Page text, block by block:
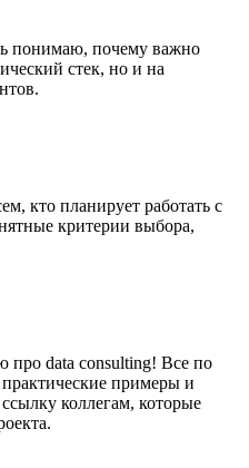
понимаю, почему важно
стек, но и на
кто планирует работать с
критерии выбора,
про data consulting! Все по
примеры и
коллегам, которые